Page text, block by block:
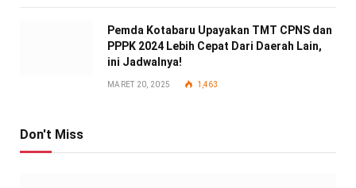
Pemda Kotabaru Upayakan TMT CPNS dan
PPPK 2024 Lebih Cepat Dari Daerah Lain,
ini Jadwalnya!
MARET 20, 2025 1,463
Don't Miss